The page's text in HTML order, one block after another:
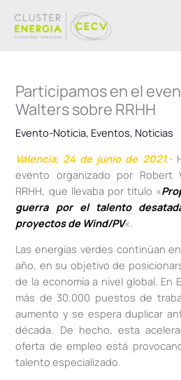
contenido
Participamos en el
Walters sobre RRHH
Evento-Noticia, Eventos, Noticias
Valencia, 24 de junio de 2021.-
evento organizado por Robert
RRHH, que llevaba por título «
guerra por el talento
proyectos de Wind/PV«.
Las energías verdes continúan
año, en su objetivo de
de la economía a nivel global. En
más de 30.000 puestos de
aumento y se espera duplicar
década. De hecho, esta
oferta de empleo está
talento especializado.